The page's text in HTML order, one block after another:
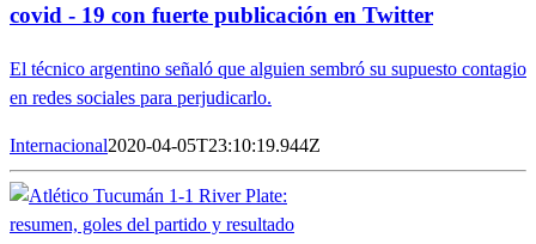
covid - 19 con fuerte publicación en Twitter
El técnico argentino señaló que alguien sembró su supuesto contagio
en redes sociales para perjudicarlo.
Internacional2020-04-05T23:10:19.944Z